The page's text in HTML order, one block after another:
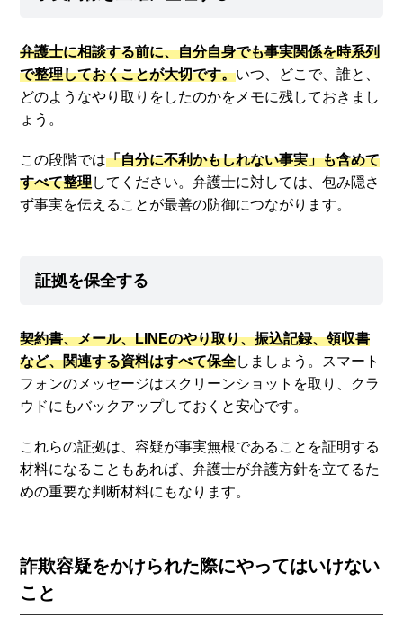
弁護士に相談する前に、自分自身でも事実関係を時系列
で整理しておくことが大切です。いつ、どこで、誰と、
どのようなやり取りをしたのかをメモに残しておきまし
ょう。
この段階では「自分に不利かもしれない事実」も含めて
すべて整理してください。弁護士に対しては、包み隠さ
ず事実を伝えることが最善の防御につながります。
証拠を保全する
契約書、メール、LINEのやり取り、振込記録、領収書
など、関連する資料はすべて保全しましょう。スマート
フォンのメッセージはスクリーンショットを取り、クラ
ウドにもバックアップしておくと安心です。
これらの証拠は、容疑が事実無根であることを証明する
材料になることもあれば、弁護士が弁護方針を立てるた
めの重要な判断材料にもなります。
詐欺容疑をかけられた際にやってはいけない
こと